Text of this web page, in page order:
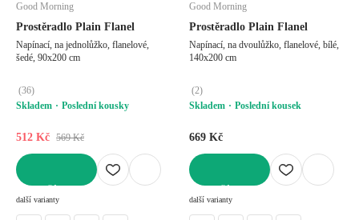
Good Morning
Prostěradlo Plain Flanel
Napínací, na jednolůžko, flanelové,
šedé, 90x200 cm
(36)
Skladem
Poslední kousky
512 Kč 569 Kč
další varianty
Good Morning
Prostěradlo Plain Flanel
Napínací, na dvoulůžko, flanelové, bílé,
140x200 cm
(2)
Skladem
Poslední kousek
669 Kč
další varianty